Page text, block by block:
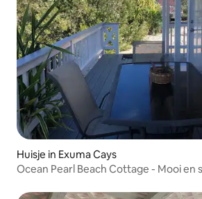
Huisje in Exuma Cays
Ocean Pearl Beach Cottage - Mooi